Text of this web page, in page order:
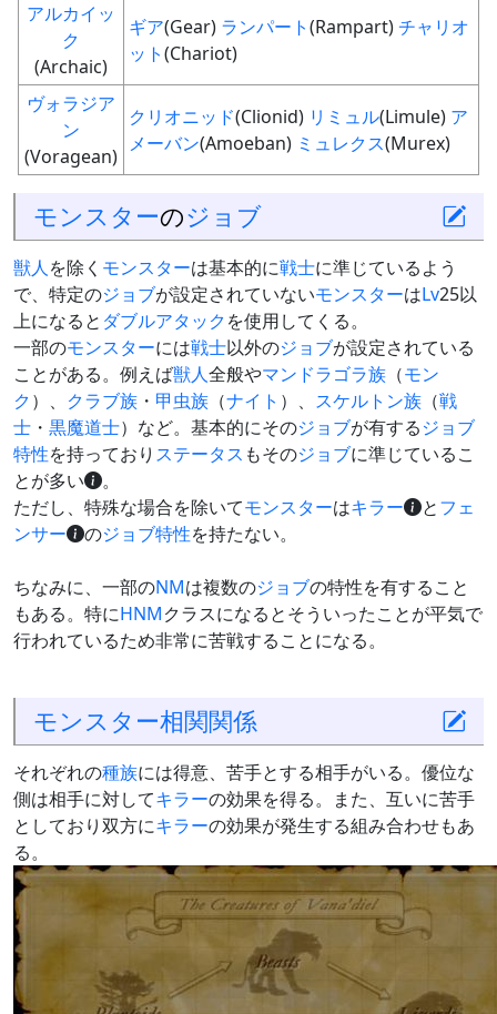
アルカイッ
ク
(Archaic)
ギア(Gear) ランパート(Rampart)チャリオ
ット(Chariot)
ヴォラジア
ン
(Voragean)
クリオニッド(Clionid) リミュル(Limule) ア
メーバン(Amoeban) ミュレクス(Murex)
モンスターのジョブ
獣人を除く モンスターは基本的に戦士に準じているよう
で、特定のジョブが設定されていないモンスターはLv25以
上になると ダブルアタックを使用してくる。
一部のモンスターには戦士以外のジョブが設定されている
ことがある。例えば獣人全般やマンドラゴラ族 （モン
ク）、 クラブ族 ・ 甲虫族 （ナイト ）、 スケルトン族 （戦
士 ・ 黒魔道士）など。基本的にそのジョブが有するジョブ
特性を持っており ステータス もそのジョブに準じているこ
とが多い
。
ただし、特殊な場合を除いてモンスターはキラー とフェ
ンサー
のジョブ特性を持たない。
ちなみに、一部のNMは複数のジョブの特性を有すること
もある。特にHNMクラスになるとそういったことが平気で
行われているため非常に苦戦することになる。
モンスター相関関係
それぞれの種族には得意、苦手とする相手がいる。優位な
側は相手に対してキラーの効果を得る。また、互いに苦手
としており双方にキラーの効果が発生する組み合わせもあ
る。